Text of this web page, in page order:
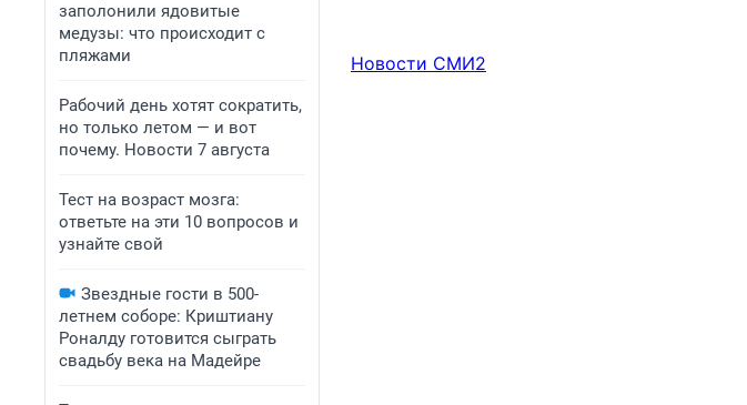
заполонили ядовитые
медузы: что происходит с
пляжами
Рабочий день хотят сократить,
но только летом — и вот
почему. Новости 7 августа
Тест на возраст мозга:
ответьте на эти 10 вопросов и
узнайте свой
Звездные гости в 500-
летнем соборе: Криштиану
Роналду готовится сыграть
свадьбу века на Мадейре
Новости СМИ2